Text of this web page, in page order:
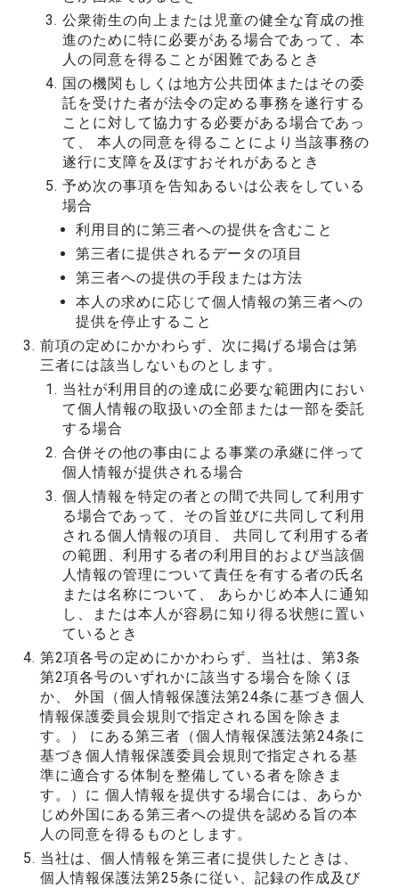
公衆衛生の向上または児童の健全な育成の推
進のために特に必要がある場合であって、本
人の同意を得ることが困難であるとき
国の機関もしくは地方公共団体またはその委
託を受けた者が法令の定める事務を遂行する
ことに対して協力する必要がある場合であっ
て、 本人の同意を得ることにより当該事務の
遂行に支障を及ぼすおそれがあるとき
予め次の事項を告知あるいは公表をしている
場合
利用目的に第三者への提供を含むこと
第三者に提供されるデータの項目
第三者への提供の手段または方法
本人の求めに応じて個人情報の第三者への
提供を停止すること
前項の定めにかかわらず、次に掲げる場合は第
三者には該当しないものとします。
当社が利用目的の達成に必要な範囲内におい
て個人情報の取扱いの全部または一部を委託
する場合
合併その他の事由による事業の承継に伴って
個人情報が提供される場合
個人情報を特定の者との間で共同して利用す
る場合であって、その旨並びに共同して利用
される個人情報の項目、 共同して利用する者
の範囲、利用する者の利用目的および当該個
人情報の管理について責任を有する者の氏名
または名称について、 あらかじめ本人に通知
し、または本人が容易に知り得る状態に置い
ているとき
第2項各号の定めにかかわらず、当社は、第3条
第2項各号のいずれかに該当する場合を除くほ
か、 外国（個人情報保護法第24条に基づき個人
情報保護委員会規則で指定される国を除きま
す。） にある第三者（個人情報保護法第24条に
基づき個人情報保護委員会規則で指定される基
準に適合する体制を整備している者を除きま
す。）に 個人情報を提供する場合には、あらか
じめ外国にある第三者への提供を認める旨の本
人の同意を得るものとします。
当社は、個人情報を第三者に提供したときは、
個人情報保護法第25条に従い、記録の作成及び